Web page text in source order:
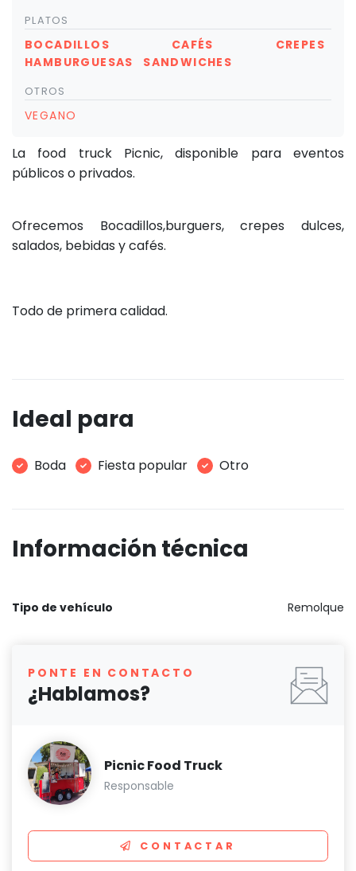
PLATOS
BOCADILLOS CAFÉS
CREPES
HAMBURGUESAS
SANDWICHES
OTROS
VEGANO
La food truck Picnic, disponible para eventos
públicos o privados.
Ofrecemos Bocadillos,burguers, crepes dulces,
salados, bebidas y cafés.
Todo de primera calidad.
Ideal para
Boda Fiesta popular Otro
Información técnica
Tipo de vehículo Remolque
PONTE EN CONTACTO
¿Hablamos?
Picnic Food Truck
Responsable
CONTACTAR